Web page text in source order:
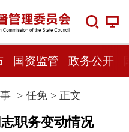
国资监管 政务公开
> 任免> 正文
职务变动情况